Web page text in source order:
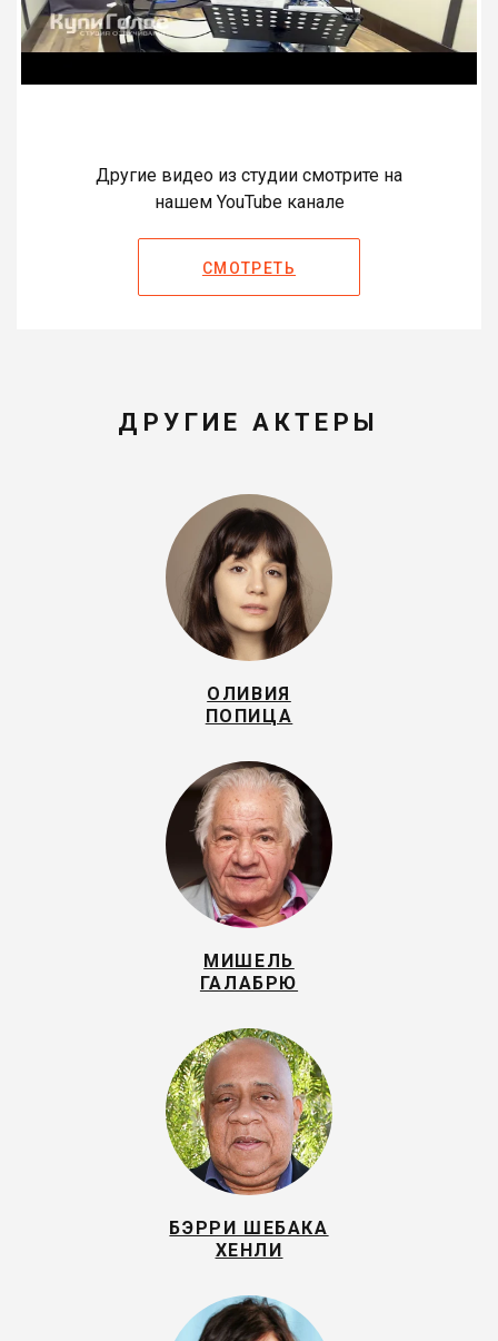
Другие видео из студии смотрите на
нашем YouTube канале
СМОТРЕТЬ
ДРУГИЕ АКТЕРЫ
ОЛИВИЯ
ПОПИЦА
МИШЕЛЬ
ГАЛАБРЮ
БЭРРИ ШЕБАКА
ХЕНЛИ